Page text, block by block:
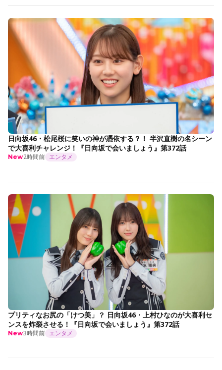
日向坂46・松尾桜に笑いの神が憑依する？！ 半沢直樹の名シーン
で大喜利チャレンジ！『日向坂で会いましょう』第372話
New2時間前 エンタメ
プリティなお尻の「けつ美」？ 日向坂46・上村ひなのが大喜利セ
ンスを炸裂させる！『日向坂で会いましょう』第372話
New3時間前 エンタメ